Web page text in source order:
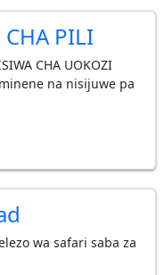
CHA PILI
CHA UOKOZI
na nisijuwe pa
wa safari saba za